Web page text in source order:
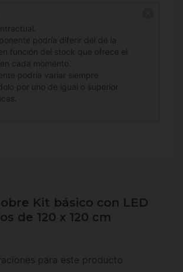
podría diferir del de la
función del stock que ofrece el
cada momento.
podría variar siempre
por uno de igual o superior
Kit básico con LED
de 120 x 120 cm
para este producto